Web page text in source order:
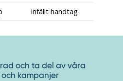
infällt handtag
och ta del av våra
kampanjer